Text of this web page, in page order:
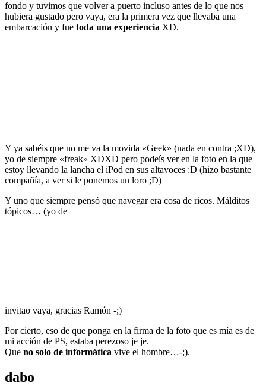
fondo y tuvimos que volver a puerto incluso antes de lo que nos
hubiera gustado pero vaya, era la primera vez que llevaba una
embarcación y fue toda una experiencia XD.
Y ya sabéis que no me va la movida «Geek» (nada en contra ;XD),
yo de siempre «freak» XDXD pero podeís ver en la foto en la que
estoy llevando la lancha el iPod en sus altavoces :D (hizo bastante
compañía, a ver si le ponemos un loro ;D)
Y uno que siempre pensó que navegar era cosa de ricos. Málditos
tópicos… (yo de
invitao vaya, gracias Ramón -;)
Por cierto, eso de que ponga en la firma de la foto que es mía es de
mi acción de PS, estaba perezoso je je.
Que no solo de informática vive el hombre…-;).
dabo